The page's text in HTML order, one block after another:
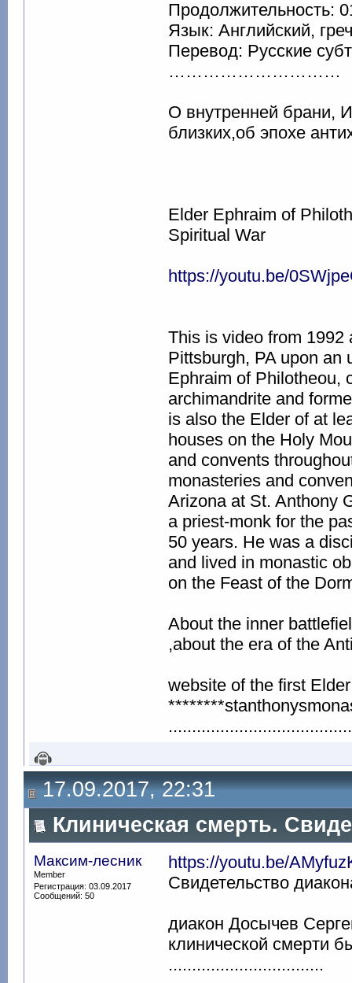
Продолжительность:
Язык: Английский,
Перевод: Русские
…………………………
О внутренней брани,
близких,об эпохе
Elder Ephraim of
Spiritual War
https://youtu.be/
This is video from 1992
Pittsburgh, PA upon an
Ephraim of Philotheou,
archimandrite and
is also the Elder of at
houses on the Holy
and convents
monasteries and
Arizona at St. Anthony
a priest-monk for the
50 years. He was a
and lived in monastic
on the Feast of the
About the inner
,about the era of the
website of the first
17.09.2017, 22:31
Клиническая смерть.
https://youtu.be/
Свидетельство
диакон Досычев
клинической смерти
.................................
Максим-лесник
Member
Регистрация: 03.09.2017
Сообщений: 50